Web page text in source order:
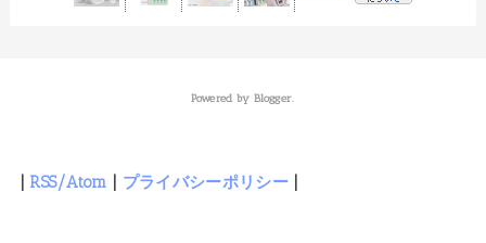
Powered by Blogger.
RSS/Atom プライバシーポリシー|